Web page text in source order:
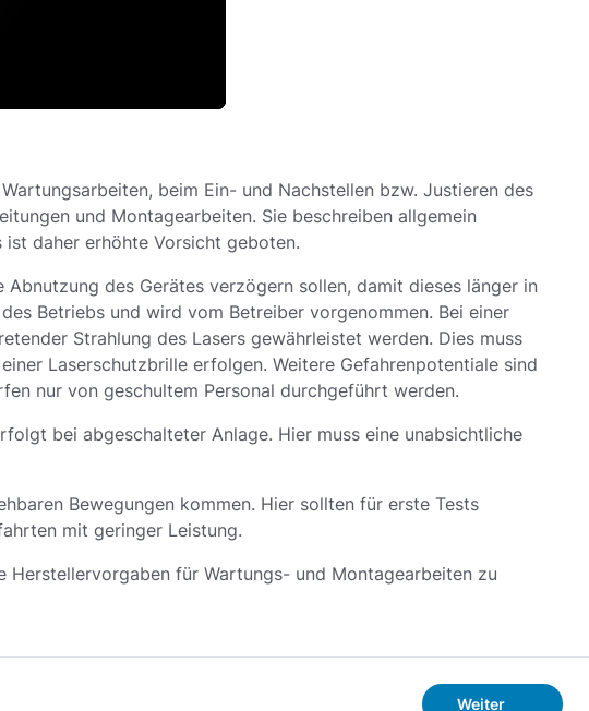
beim Ein- und Nachstellen bzw. Justieren des
und Montagearbeiten. Sie beschreiben allgemein
daher erhöhte Vorsicht geboten.
des Gerätes verzögern sollen, damit dieses länger in
Betriebs und wird vom Betreiber vorgenommen. Bei einer
Strahlung des Lasers gewährleistet werden. Dies muss
Laserschutzbrille erfolgen. Weitere Gefahrenpotentiale sind
nur von geschultem Personal durchgeführt werden.
bei abgeschalteter Anlage. Hier muss eine unabsichtliche
Bewegungen kommen. Hier sollten für erste Tests
mit geringer Leistung.
Herstellervorgaben für Wartungs- und Montagearbeiten zu
Weiter